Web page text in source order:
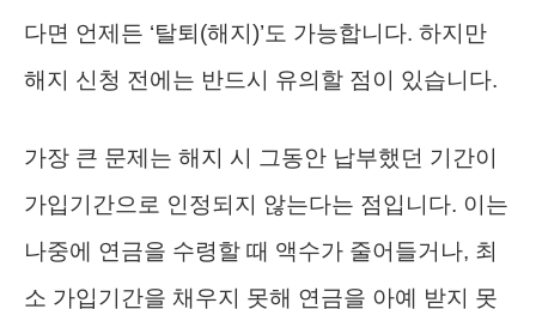
다면 언제든 ‘탈퇴(해지)’도 가능합니다. 하지만
해지 신청 전에는 반드시 유의할 점이 있습니다.
가장 큰 문제는 해지 시 그동안 납부했던 기간이
가입기간으로 인정되지 않는다는 점입니다. 이는
나중에 연금을 수령할 때 액수가 줄어들거나, 최
소 가입기간을 채우지 못해 연금을 아예 받지 못